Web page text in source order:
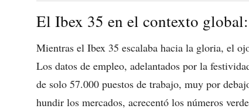
El Ibex 35 en el contexto
Mientras el Ibex 35 escalaba hacia la gloria, el
Los datos de empleo, adelantados por la
de solo 57.000 puestos de trabajo, muy por
hundir los mercados, acrecentó los números